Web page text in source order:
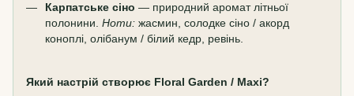
Карпатське сіно — природний аромат літньої
полонини. Ноти: жасмин, солодке сіно / акорд
коноплі, олібанум / білий кедр, ревінь.
Який настрій створює Floral Garden / Maxi?